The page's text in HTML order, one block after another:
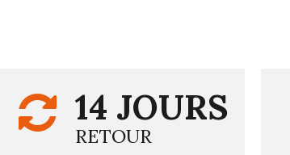
14 JOURS
RETOUR